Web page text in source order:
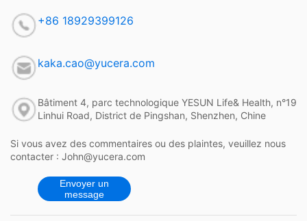
+86 18929399126
kaka.cao@yucera.com
Bâtiment 4, parc technologique YESUN Life& Health, n°19
Linhui Road, District de Pingshan, Shenzhen, Chine
Si vous avez des commentaires ou des plaintes, veuillez nous
contacter : John@yucera.com
Envoyer un
message